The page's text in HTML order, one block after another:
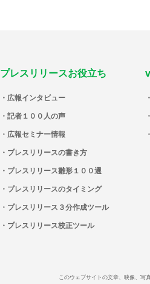
プレスリリースお役立ち
広報インタビュー
記者１００人の声
広報セミナー情報
プレスリリースの書き方
プレスリリース雛形１００選
プレスリリースのタイミング
プレスリリース３分作成ツール
プレスリリース校正ツール
このウェブサイトの文章、映像、写